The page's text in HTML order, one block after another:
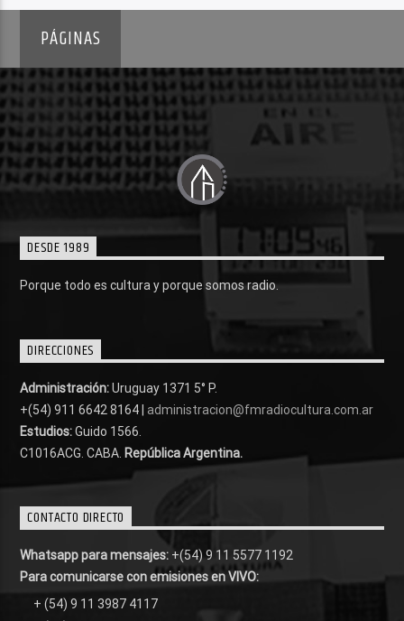
PÁGINAS
DESDE 1989
Porque todo es cultura y porque somos radio.
DIRECCIONES
Administración:Uruguay 1371 5° P.
+(54) 911 6642 8164 | administracion@fmradiocultura.com.ar
Estudios:Guido 1566.
C1016ACG . CABA. República Argentina.
CONTACTO DIRECTO
Whatsapp para mensajes: +(54) 9 11 5577 1192
Para comunicarse con emisiones en VIVO:
+ (54) 9 11 3987 4117